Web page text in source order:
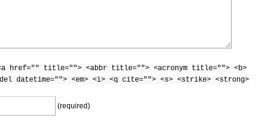
href="" title=""> <abbr title=""> <acronym title=""> <b>
datetime=""> <em> <i> <q cite=""> <s> <strike> <strong>
(required)